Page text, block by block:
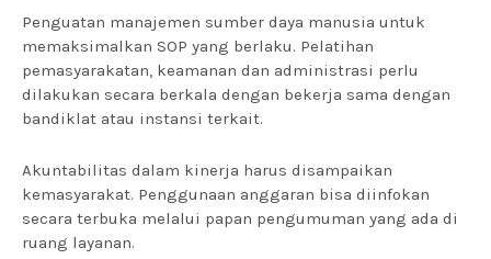
Penguatan manajemen sumber daya manusia untuk
memaksimalkan SOP yang berlaku. Pelatihan
pemasyarakatan, keamanan dan administrasi perlu
dilakukan secara berkala dengan bekerja sama dengan
bandiklat atau instansi terkait.
Akuntabilitas dalam kinerja harus disampaikan
kemasyarakat. Penggunaan anggaran bisa diinfokan
secara terbuka melalui papan pengumuman yang ada di
ruang layanan.